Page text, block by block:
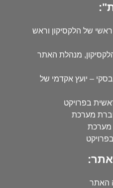
ראשי של הלקסיקון וראש
מנהלת האתר
– יועץ אקדמי של
בפרויקט
חברת מערכת
מערכת
האתר